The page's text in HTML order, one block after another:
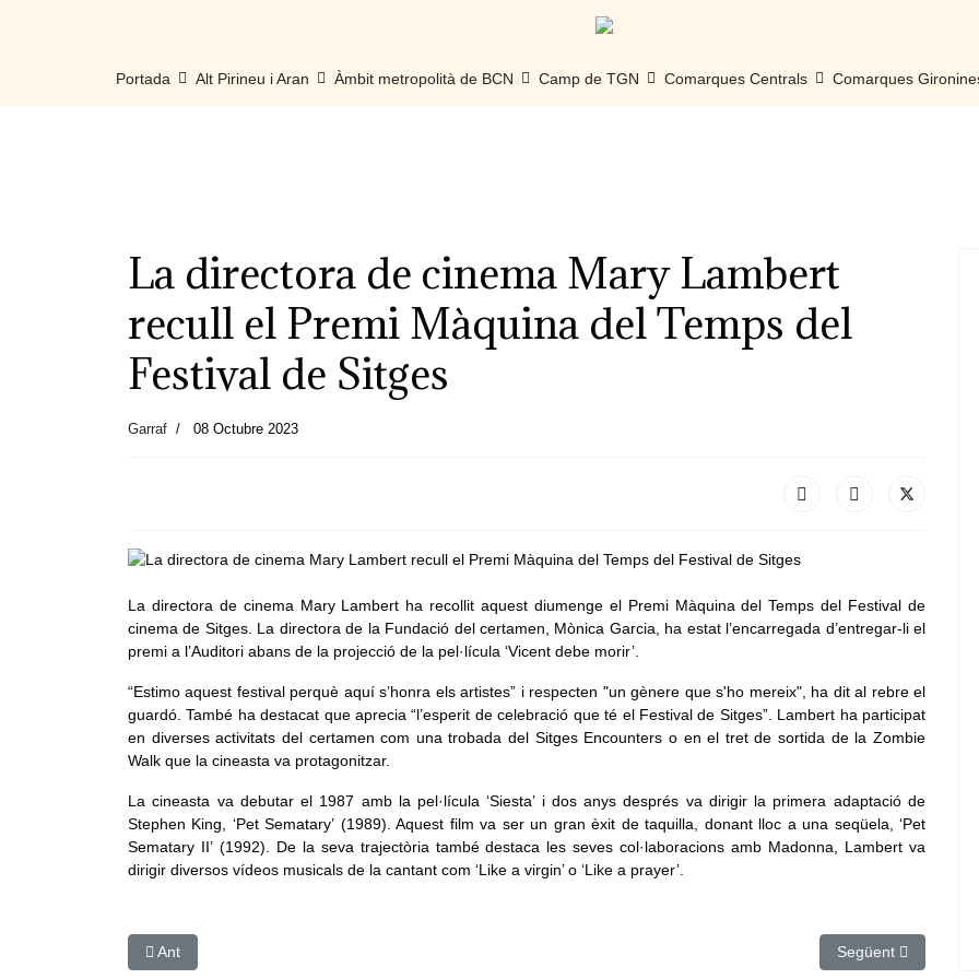
Portada Alt Pirineu i Aran Àmbit metropolità de BCN Camp de TGN Comarques Centrals Comarques
La directora de cinema Mary Lambert
recull el Premi Màquina del Temps del
Festival de Sitges
Garraf 08 Octubre 2023
La directora de cinema Mary Lambert ha recollit aquest diumenge el Premi Màquina del Temps del Festival de
cinema de Sitges. La directora de la Fundació del certamen, Mònica Garcia, ha estat l’encarregada d’entregar-li el
premi a l’Auditori abans de la projecció de la pel·lícula ‘Vicent debe morir’.
“Estimo aquest festival perquè aquí s’honra els artistes” i respecten "un gènere que s'ho mereix", ha dit al rebre el
guardó. També ha destacat que aprecia “l’esperit de celebració que té el Festival de Sitges”. Lambert ha participat
en diverses activitats del certamen com una trobada del Sitges Encounters o en el tret de sortida de la Zombie
Walk que la cineasta va protagonitzar.
La cineasta va debutar el 1987 amb la pel·lícula ‘Siesta’ i dos anys després va dirigir la primera adaptació de
Stephen King, ‘Pet Sematary’ (1989). Aquest film va ser un gran èxit de taquilla, donant lloc a una seqüela, ‘Pet
Sematary II’ (1992). De la seva trajectòria també destaca les seves col·laboracions amb Madonna, Lambert va
dirigir diversos vídeos musicals de la cantant com ‘Like a virgin’ o ‘Like a prayer’.
Article anterior: Territori reclama més de 650.000 euros al govern espanyol pel cost de posar busos arran dels talls a
Ant Article següent: Els
Següent